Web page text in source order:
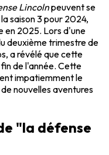
Lincolnpeuvent se
saison 3 pour 2024,
en 2025. Lors d'une
deuxième trimestre de
a révélé que cette
de l'année. Cette
impatiemment le
nouvelles aventures
"la défense